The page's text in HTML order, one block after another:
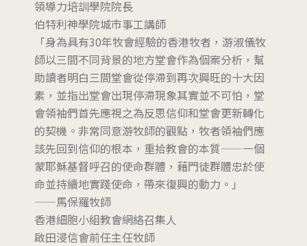
領導力培訓學院院長
伯特利神學院城市事工講師
「身為具有30年牧會經驗的香港牧者，游淑儀牧
師以三間不同背景的地方堂會作為個案分析，幫
助讀者明白三間堂會從停滯到再次興旺的十大因
素，並指出堂會出現停滯現象其實並不可怕，堂
會領袖們首先應視之為反思信仰和堂會更新轉化
的契機。非常同意游牧師的觀點，牧者領袖們應
該先回到信仰的根本，重拾教會的本質——一個
蒙耶穌基督呼召的使命群體，藉門徒群體忠於使
命並持續地實踐使命，帶來復興的動力。」
——馬保羅牧師
香港細胞小組教會網絡召集人
啟田浸信會前任主任牧師